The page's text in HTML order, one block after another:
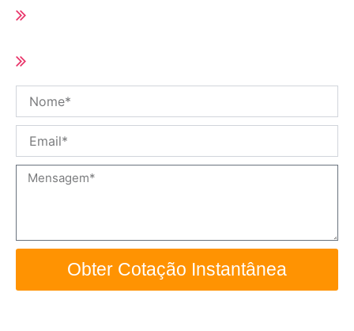
Mensagem
Obter Cotação Instantânea